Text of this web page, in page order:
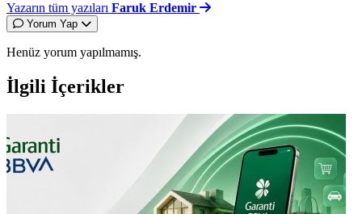
Yazarın tüm yazıları Faruk Erdemir
Yorum Yap
Henüz yorum yapılmamış.
İlgili İçerikler